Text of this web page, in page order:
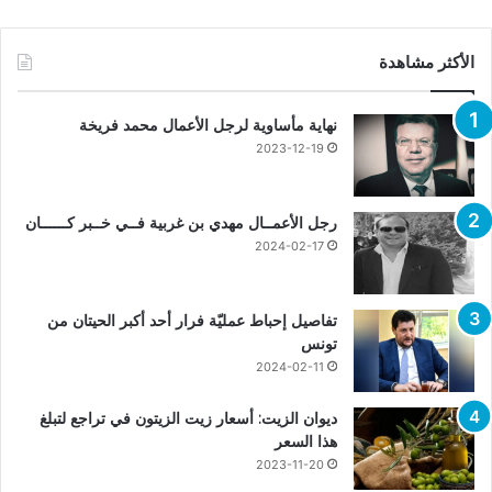
الأكثر مشاهدة
نهاية مأساوية لرجل الأعمال محمد فريخة
2023-12-19
رجل الأعمــال مهدي بن غربية فــي خــبر كــــــان
2024-02-17
تفاصيل إحباط عمليّة فرار أحد أكبر الحيتان من
تونس
2024-02-11
ديوان الزيت: أسعار زيت الزيتون في تراجع لتبلغ
هذا السعر
2023-11-20